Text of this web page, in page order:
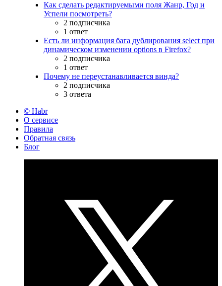
Как сделать редактируемыми поля Жанр, Год и
Успели посмотреть?
2 подписчика
1 ответ
Есть ли информация бага дублирования select при
динамическом изменении options в Firefox?
2 подписчика
1 ответ
Почему не переустанавливается винда?
2 подписчика
3 ответа
© Habr
О сервисе
Правила
Обратная связь
Блог